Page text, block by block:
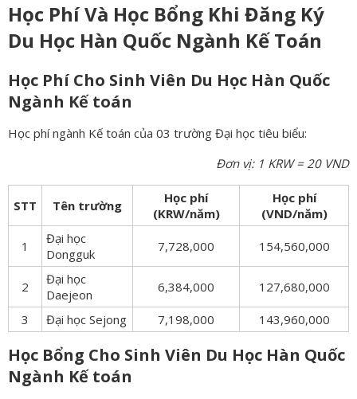
Học Phí Và Học Bổng Khi Đăng Ký
Du Học Hàn Quốc Ngành Kế Toán
Học Phí Cho Sinh Viên Du Học Hàn Quốc
Ngành Kế toán
Học phí ngành Kế toán của 03 trường Đại học tiêu biểu:
Đơn vị: 1 KRW = 20 VND
STT Tên trường
Học phí
(KRW/năm)
Học phí
(VND/năm)
1
Đại học
Dongguk
7,728,000 154,560,000
2
Đại học
Daejeon
6,384,000 127,680,000
3 Đại học Sejong 7,198,000 143,960,000
Học Bổng Cho Sinh Viên Du Học Hàn Quốc
Ngành Kế toán